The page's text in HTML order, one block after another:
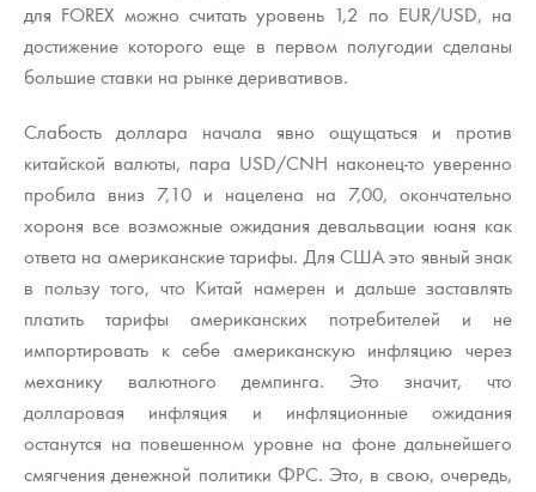
для FOREX можно считать уровень 1,2 по EUR/USD, на
достижение которого еще в первом полугодии сделаны
большие ставки на рынке деривативов.
Слабость доллара начала явно ощущаться и против
китайской валюты, пара USD/CNH наконец-то уверенно
пробила вниз 7,10 и нацелена на 7,00, окончательно
хороня все возможные ожидания девальвации юаня как
ответа на американские тарифы. Для США это явный знак
в пользу того, что Китай намерен и дальше заставлять
платить тарифы американских потребителей и не
импортировать к себе американскую инфляцию через
механику валютного демпинга. Это значит, что
долларовая инфляция и инфляционные ожидания
останутся на повешенном уровне на фоне дальнейшего
смягчения денежной политики ФРС. Это, в свою, очередь,